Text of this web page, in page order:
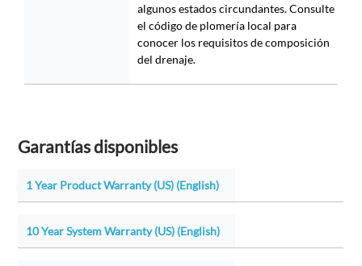
algunos estados circundantes. Consulte
el código de plomería local para
conocer los requisitos de composición
del drenaje.
Garantías disponibles
1 Year Product Warranty (US) (English)
10 Year System Warranty (US) (English)